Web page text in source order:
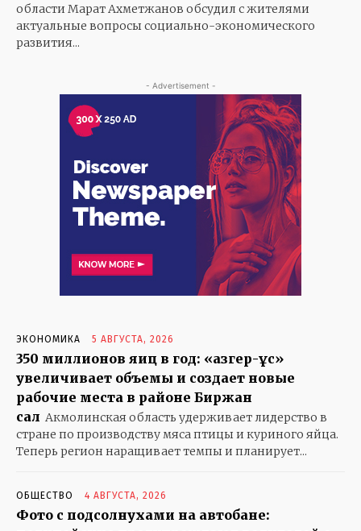
KAZ RUS
ПРАВИЛЬНЫЕ НОВОСТИ
ПОЛИТИКА
ПРОИСШЕСТВИЯ
ЭКОНОМИКА
области Марат Ахметжанов обсудил с жителями
актуальные вопросы социально-экономического
развития...
- Advertisement -
ЭКОНОМИКА 5 АВГУСТА, 2026
350 миллионов яиц в год: «Қазгер-Құс»
увеличивает объемы и создает новые
рабочие места в районе Биржан
сал Акмолинская область удерживает лидерство в
стране по производству мяса птицы и куриного яйца.
Теперь регион наращивает темпы и планирует...
ОБЩЕСТВО 4 АВГУСТА, 2026
Фото с подсолнухами на автобане: